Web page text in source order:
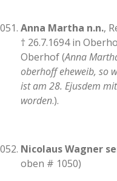
Anna Martha n.n.,
† 26.7.1694 in
Oberhof (Anna
oberhoff eheweib, so
ist am 28. Ejusdem
worden.).
Nicolaus Wagner
oben # 1050)